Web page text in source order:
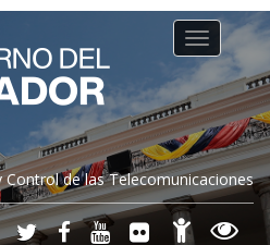
Control de las Telecomunicaciones
Toggle
navigation